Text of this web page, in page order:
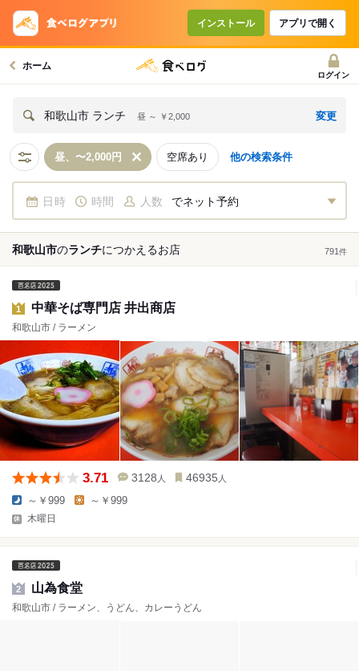
インストール アプリで開く
ホーム
ログイン
和歌山市 ランチ 昼 ～ ￥2,000 変更
昼、〜2,000円 空席あり 他の検索条件
日時 時間 人数 でネット予約
和歌山市のランチにつかえるお店 791 件
1 中華そば専門店 井出商店
和歌山市 / ラーメン
3.71 3128 人 46935 人
～￥999 ～￥999
木曜日
2 山為食堂
和歌山市 / ラーメン、うどん、カレーうどん